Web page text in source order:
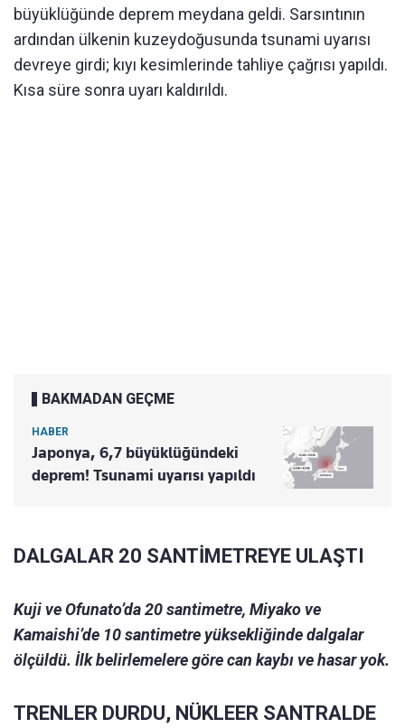
büyüklüğünde deprem meydana geldi. Sarsıntının
ardından ülkenin kuzeydoğusunda tsunami uyarısı
devreye girdi; kıyı kesimlerinde tahliye çağrısı yapıldı.
Kısa süre sonra uyarı kaldırıldı.
BAKMADAN GEÇME
HABER
Japonya, 6,7 büyüklüğündeki
deprem! Tsunami uyarısı yapıldı
DALGALAR 20 SANTİMETREYE ULAŞTI
Kuji ve Ofunato’da 20 santimetre, Miyako ve
Kamaishi’de 10 santimetre yüksekliğinde dalgalar
ölçüldü. İlk belirlemelere göre can kaybı ve hasar yok.
TRENLER DURDU, NÜKLEER SANTRALDE